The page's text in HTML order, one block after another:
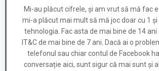
Mi-au plăcut cifrele, și am vrut să mă fac
mi-a plăcut mai mult să mă joc doar cu 1 și
tehnologia. Fac asta de mai bine de 14 ani
IT&C de mai bine de 7 ani. Dacă ai o
telefonul sau chiar contul de Facebook
conversație aici, sunt sigur că mai sunt și